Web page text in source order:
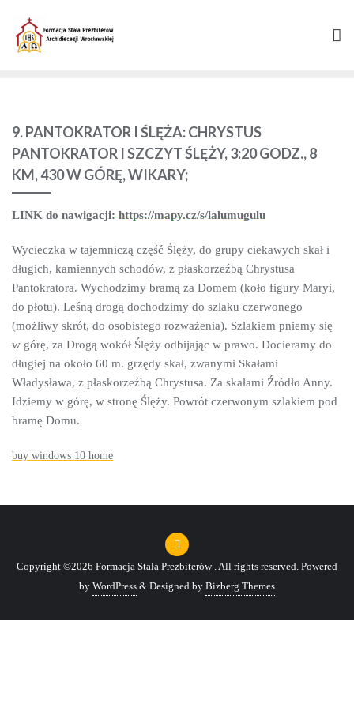
content
9. PANTOKRATOR I ŚLĘŻA: CHRYSTUS
PANTOKRATOR I SZCZYT ŚLĘŻY, 3:20 GODZ., 8
KM, 430 W GÓRĘ, WIKARY;
LINK do nawigacji: https://mapy.cz/s/lalumugulu
Wycieczka w tajemniczą część Ślęży, do grupy ciekawych skał i
długich, kamiennych schodów, z płaskorzeźbą Chrystusa
Pantokratora. Wychodzimy bramą za Domem (koło figury Maryi,
do płotu). Leśną drogą dochodzimy do szlaku czerwonego
(możliwy skrót, do osobistego rozważenia). Szlakiem pniemy się
w górę, za Drogą wokół Ślęży odbijając w prawo. Docieramy do
długiej na około 60 m. grzędy skał, zwanymi Skałami
Władysława, z płaskorzeźbą Chrystusa. Za skałami Źródło Anny.
Idziemy w górę, w stronę Ślęży. Powrót czerwonym szlakiem pod
bramę Domu.
buy windows 10 home
Copyright ©2026 Formacja Stała Prezbiterów . All rights reserved. Powered
by WordPress & Designed by Bizberg Themes